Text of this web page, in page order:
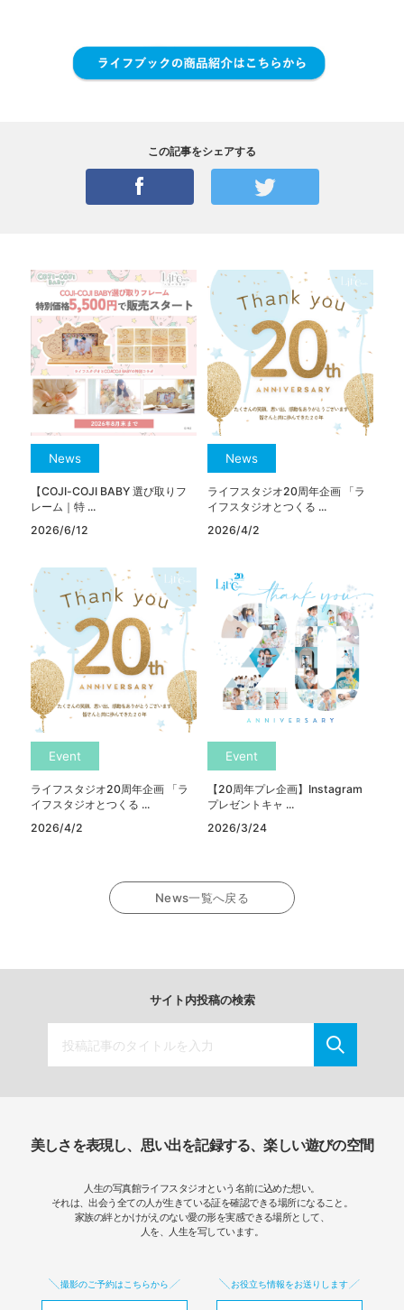
この記事をシェアする
News
【COJI-COJI BABY 選び取りフ
レーム｜特 ...
2026/6/12
News
ライフスタジオ20周年企画 「ラ
イフスタジオとつくる ...
2026/4/2
Event
ライフスタジオ20周年企画 「ラ
イフスタジオとつくる ...
2026/4/2
Event
【20周年プレ企画】Instagram
プレゼントキャ ...
2026/3/24
News一覧へ戻る
サイト内投稿の検索
美しさを表現し、思い出を記録する、楽しい遊びの空間
人生の写真館ライフスタジオという名前に込めた想い。
それは、出会う全ての人が生きている証を確認できる場所になること。
家族の絆とかけがえのない愛の形を実感できる場所として、
人を、人生を写しています。
撮影のご予約はこちらから お役立ち情報をお送りします